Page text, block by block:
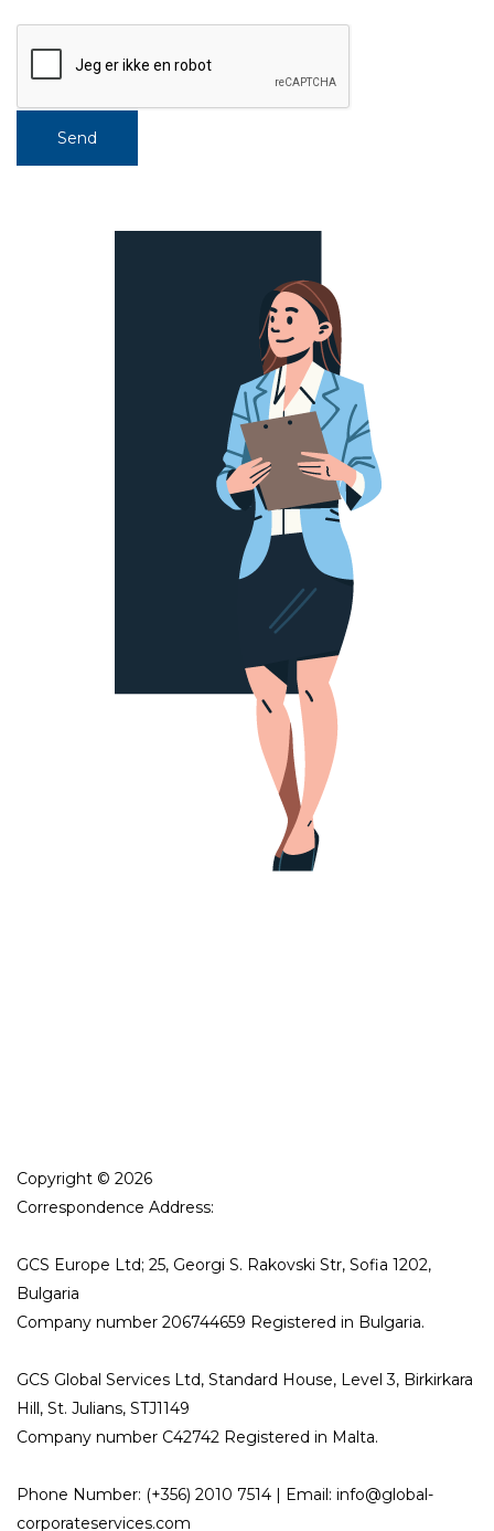
Copyright © 2026
Correspondence Address:
GCS Europe Ltd; 25, Georgi S. Rakovski Str, Sofia 1202,
Bulgaria
Company number 206744659 Registered in Bulgaria.
GCS Global Services Ltd, Standard House, Level 3, Birkirkara
Hill, St. Julians, STJ1149
Company number C42742 Registered in Malta.
Phone Number: (+356) 2010 7514 | Email: info@global-
corporateservices.com